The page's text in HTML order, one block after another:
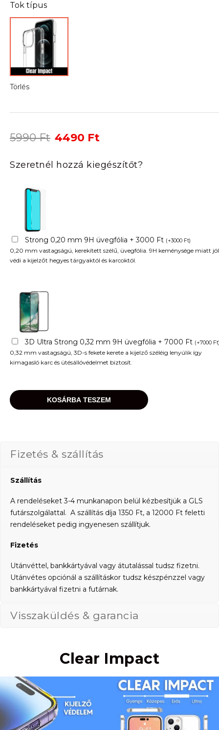
Tok típus
Törlés
5990Ft Original
was:
5990 Ft.
4490 Ft
is:
4490 Ft.
Szeretnél hozzá kiegészítőt?
Strong 0,20 mm 9H üvegfólia + 3000 Ft (+3000 Ft)
0,20 mm vastagságú, kerekített szélű, üvegfólia. 9H keménysége miatt jól
védi a kijelzőt hegyes tárgyaktól és karcoktól.
3D Ultra Strong 0,32 mm 9H üvegfólia + 7000 Ft (+7000 Ft
0,32 mm vastagságú, 3D-s fekete kerete a kijelző széléig lenyúlik így
kimagasló karc és ütésállóvédelmet biztosít.
KOSÁRBA TESZEM
Fizetés & szállítás
Szállítás
A rendeléseket 3-4 munkanapon belül kézbesítjük a GLS
futárszolgálattal. A szállítás díja 1350 Ft, a 12000 Ft feletti
rendeléseket pedig ingyenesen szállítjuk.
Fizetés
Utánvéttel, bankkártyával vagy átutalással tudsz fizetni.
Utánvétes opciónál a szállításkor tudsz készpénzzel vagy
bankkártyával fizetni a futárnak.
Visszaküldés & garancia
Clear Impact